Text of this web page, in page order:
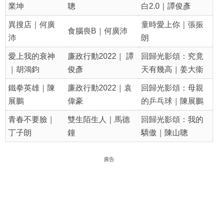
業坤
聰
白2.0｜譚俊彥
異搜店｜何廣
沛
食腦喪B｜何廣沛
童時愛上你｜張振
朗
愛上我的衰神
｜胡鴻鈞
廉政行動2022｜ 譚
俊彥
回歸光影頌：究竟
天有幾高｜姜大衞
鐵拳英雄｜陳
展鵬
廉政行動2022｜袁
偉豪
回歸光影頌：母親
的乒乓球｜陳展鵬
青春不要臉｜
丁子朗
雙生陌生人｜馬德
鐘
回歸光影頌：我的
驕傲｜陳山聰
廣告